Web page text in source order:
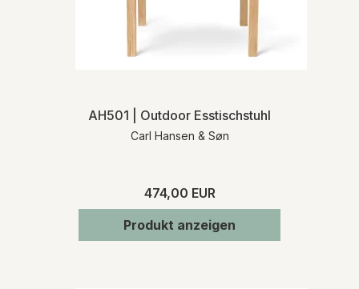
AH501 | Outdoor Esstischstuhl
Carl Hansen & Søn
474,00 EUR
Produkt anzeigen